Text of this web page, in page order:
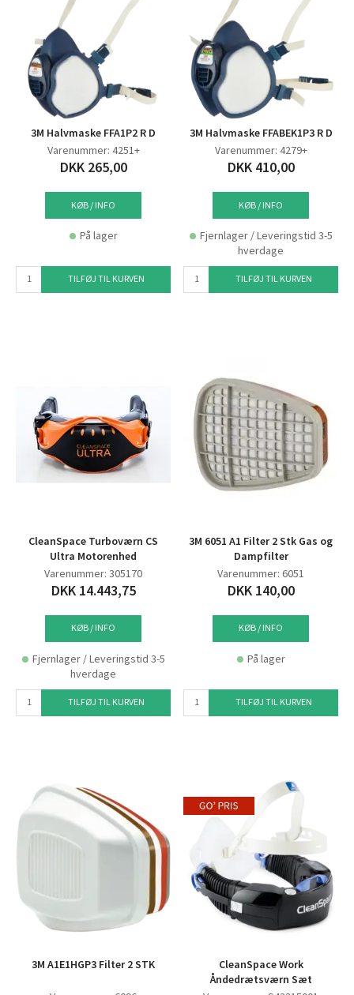
3M Halvmaske FFA1P2 R D
Varenummer: 4251+
DKK 265,00
KØB / INFO
På lager
TILFØJ TIL KURVEN
3M Halvmaske FFABEK1P3 R D
Varenummer: 4279+
DKK 410,00
KØB / INFO
Fjernlager / Leveringstid 3-5
hverdage
TILFØJ TIL KURVEN
CleanSpace Turboværn CS
Ultra Motorenhed
Varenummer: 305170
DKK 14.443,75
KØB / INFO
Fjernlager / Leveringstid 3-5
hverdage
TILFØJ TIL KURVEN
3M 6051 A1 Filter 2 Stk Gas og
Dampfilter
Varenummer: 6051
DKK 140,00
KØB / INFO
På lager
TILFØJ TIL KURVEN
3M A1E1HGP3 Filter 2 STK
CleanSpace Work
Åndedrætsværn Sæt